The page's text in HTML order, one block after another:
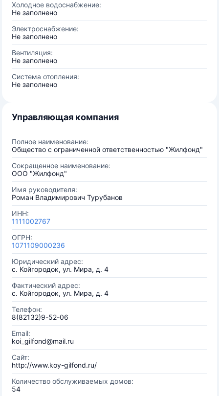
Холодное водоснабжение:
Не заполнено
Электроснабжение:
Не заполнено
Вентиляция:
Не заполнено
Система отопления:
Не заполнено
Управляющая компания
Полное наименование:
Общество с ограниченной ответственностью "Жилфонд"
Сокращенное наименование:
ООО "Жилфонд"
Имя руководителя:
Роман Владимирович Турубанов
ИНН:
1111002767
ОГРН:
1071109000236
Юридический адрес:
с. Койгородок, ул. Мира, д. 4
Фактический адрес:
с. Койгородок, ул. Мира, д. 4
Телефон:
8(82132)9-52-06
Email:
koi_gilfond@mail.ru
Сайт:
http://www.koy-gilfond.ru/
Количество обслуживаемых домов:
54